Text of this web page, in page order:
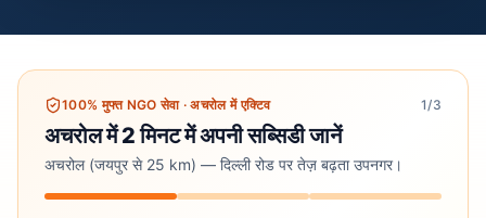
100% मुफ्त NGO सेवा·अचरोल में एक्टिव 1/3
अचरोल में 2 मिनट में अपनी सब्सिडी जानें
अचरोल (जयपुर से 25 km) — दिल्ली रोड पर तेज़ बढ़ता उपनगर।